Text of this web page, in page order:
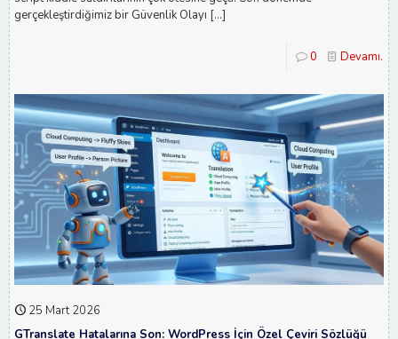
gerçekleştirdiğimiz bir Güvenlik Olayı […]
0 Devamı...
25 Mart 2026
GTranslate Hatalarına Son: WordPress İçin Özel Çeviri Sözlüğü